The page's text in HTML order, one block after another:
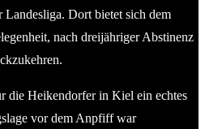
Dort bietet sich dem
nach dreijähriger Abstinenz
die Heikendorfer in Kiel ein echtes
vor dem Anpfiff war